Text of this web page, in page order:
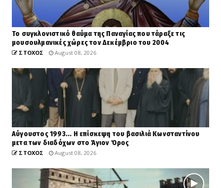
Το συγκλονιστικό θαύμα της Παναγίας που τάραξε τις
μουσουλμανικές χώρες τον Δεκέμβριο του 2004
ΣΤΟΧΟΣ August 08, 2026
Αύγουστος 1993... Η επίσκεψη του βασιλιά Κωνσταντίνου
μετα των διαδόχων στο Άγιον Όρος
ΣΤΟΧΟΣ August 08, 2026